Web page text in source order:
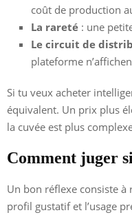
coût de production
La rareté : une
Le circuit de
plateforme
Si tu veux acheter
équivalent. Un prix plus
la cuvée est plus
Comment juger
Un bon réflexe consiste
profil gustatif et l’usage